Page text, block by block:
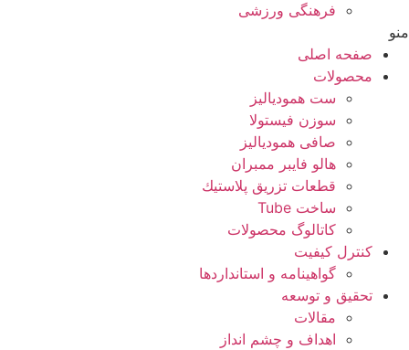
فرهنگی ورزشی
منو
صفحه اصلی
محصولات
ست همودیالیز
سوزن فیستولا
صافی همودیالیز
هالو فایبر ممبران
قطعات تزريق پلاستيك
ساخت Tube
کاتالوگ محصولات
کنترل کیفیت
گواهينامه و استانداردها
تحقيق و توسعه
مقالات
اهداف و چشم انداز